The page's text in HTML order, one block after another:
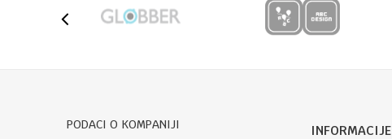
PODACI O KOMPANIJI
INFORMACIJE